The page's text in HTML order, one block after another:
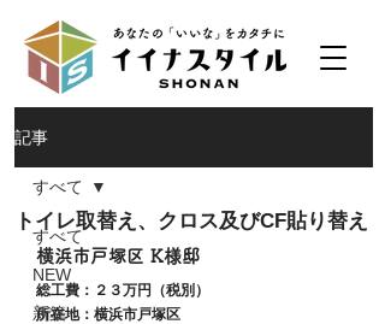
記事
すべて
NEW
新築
すべて
トイレ取替え、クロス及びCF貼り替え
横浜市戸塚区 K様邸
総工費：２３万円（税別）
所在地：横浜市戸塚区